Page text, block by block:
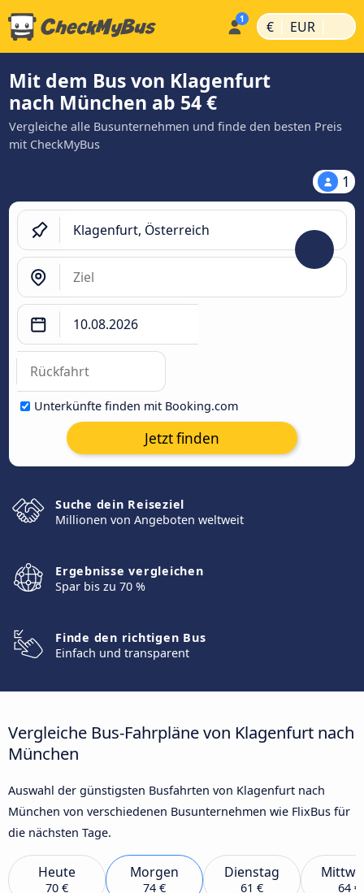
€ | EUR |
Mit dem Bus von Klagenfurt
nach München ab 54 €
Vergleiche alle Busunternehmen und finde den besten Preis
mit CheckMyBus
1
Unterkünfte finden mit Booking.com
Jetzt finden
Suche dein Reiseziel
Millionen von Angeboten weltweit
Ergebnisse vergleichen
Spar bis zu 70 %
Finde den richtigen Bus
Einfach und transparent
Vergleiche Bus-Fahrpläne von Klagenfurt nach
München
Auswahl der günstigsten Busfahrten von Klagenfurt nach
München von verschiedenen Busunternehmen wie FlixBus für
die nächsten Tage.
Heute
70 €
Morgen
74 €
Dienstag
61 € 64 €